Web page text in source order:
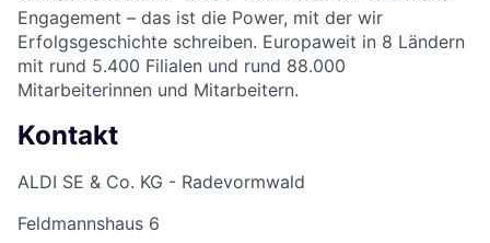
Engagement – das ist die Power, mit der wir
Erfolgsgeschichte schreiben. Europaweit in 8 Ländern
mit rund 5.400 Filialen und rund 88.000
Mitarbeiterinnen und Mitarbeitern.
Kontakt
ALDI SE & Co. KG - Radevormwald
Feldmannshaus 6